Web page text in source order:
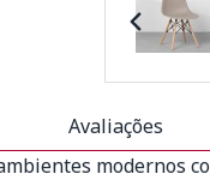
Avaliações
modernos